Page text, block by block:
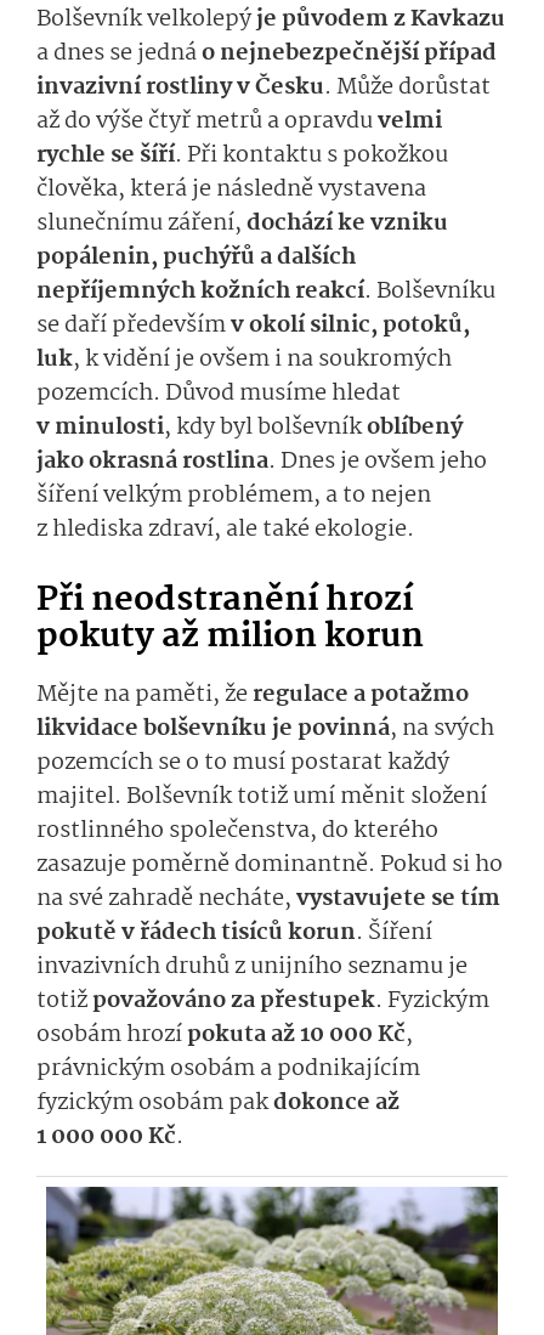
Bolševník velkolepýje původem z Kavkazu
a dnes se jednáo nejnebezpečnější případ
invazivní rostliny v Česku. Může dorůstat
až do výše čtyř metrů a opravduvelmi
rychle se šíří. Při kontaktu s pokožkou
člověka, která je následně vystavena
slunečnímu záření,dochází ke vzniku
popálenin, puchýřů a dalších
nepříjemných kožních reakcí. Bolševníku
se daří předevšímv okolí silnic, potoků,
luk, k vidění je ovšem i na soukromých
pozemcích. Důvod musíme hledat
v minulosti, kdy byl bolševníkoblíbený
jako okrasná rostlina. Dnes je ovšem jeho
šíření velkým problémem, a to nejen
z hlediska zdraví, ale také ekologie.
Při neodstranění hrozí
pokuty až milion korun
Mějte na paměti, žeregulace a potažmo
likvidace bolševníku je povinná, na svých
pozemcích se o to musí postarat každý
majitel. Bolševník totiž umí měnit složení
rostlinného společenstva, do kterého
zasazuje poměrně dominantně. Pokud si ho
na své zahradě necháte,vystavujete se tím
pokutě v řádech tisíců korun. Šíření
invazivních druhů z unijního seznamu je
totižpovažováno za přestupek. Fyzickým
osobám hrozípokuta až 10 000 Kč,
právnickým osobám a podnikajícím
fyzickým osobám pakdokonce až
1 000 000 Kč.